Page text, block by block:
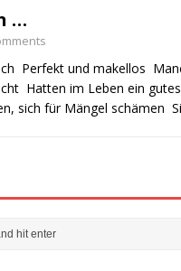
…
Perfekt und makellos
Hatten im Leben ein
sich für Mängel schämen